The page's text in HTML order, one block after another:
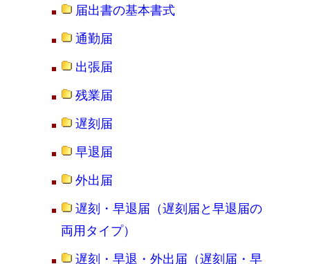
届出書の基本書式
通勤届
出張届
残業届
遅刻届
早退届
外出届
遅刻・早退届（遅刻届と早退届の
両用タイプ）
遅刻・早退・外出届（遅刻届・早